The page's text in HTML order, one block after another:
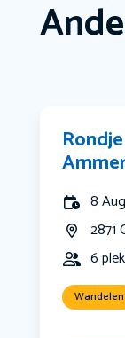
8
2871
6
Wandelen